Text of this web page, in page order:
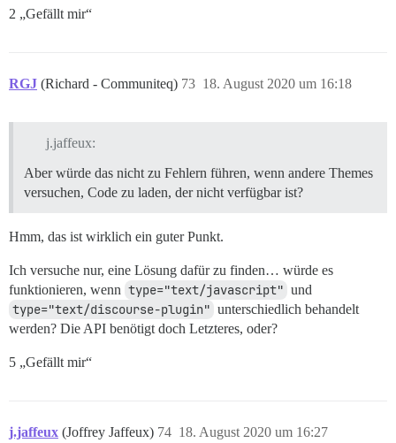
2 „Gefällt mir“
RGJ (Richard - Communiteq) 18. August 2020 um 16:18
73
j.jaffeux:
Aber würde das nicht zu Fehlern führen, wenn andere Themes
versuchen, Code zu laden, der nicht verfügbar ist?
Hmm, das ist wirklich ein guter Punkt.
Ich versuche nur, eine Lösung dafür zu finden… würde es
funktionieren, wenn type="text/javascript" und
type="text/discourse-plugin" unterschiedlich behandelt
werden? Die API benötigt doch Letzteres, oder?
5 „Gefällt mir“
j.jaffeux (Joffrey Jaffeux) 18. August 2020 um 16:27
74